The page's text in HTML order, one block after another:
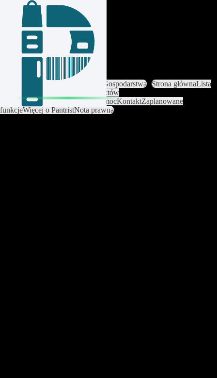
Zaloguj się / Załóż konto
Ustawienia Gospodarstwa Strona głównaLista
Katalog produktów
Ustawienia PremiumPomocKontaktZaplanowane
funkcjeWięcej o PantristNota prawna